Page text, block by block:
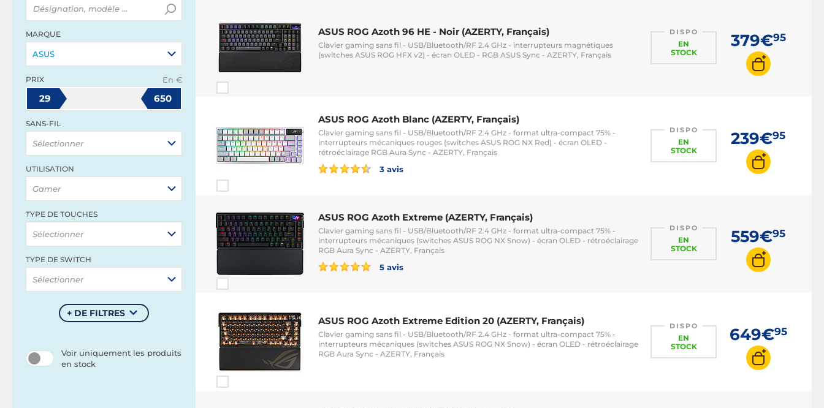
Clavier BÉPO
Clavier magnétique / HE
MARQUE
ASUS
PRIX En €
29 650
SANS-FIL
Sélectionner
UTILISATION
Gamer
TYPE DE TOUCHES
Sélectionner
TYPE DE SWITCH
Sélectionner
+ DE FILTRES
Voir uniquement les produits
en stock
ASUS ROG Azoth 96 HE - Noir (AZERTY, Français)
Clavier gaming sans fil - USB/Bluetooth/RF 2.4 GHz - interrupteurs magnétiques
(switches ASUS ROG HFX v2) - écran OLED - RGB ASUS Sync - AZERTY, Français
DISPO
EN
STOCK
379€95
ASUS ROG Azoth Blanc (AZERTY, Français)
Clavier gaming sans fil - USB/Bluetooth/RF 2.4 GHz - format ultra-compact 75% -
interrupteurs mécaniques rouges (switches ASUS ROG NX Red) - écran OLED -
rétroéclairage RGB Aura Sync - AZERTY, Français
3 avis
DISPO
EN
STOCK
239€95
ASUS ROG Azoth Extreme (AZERTY, Français)
Clavier gaming sans fil - USB/Bluetooth/RF 2.4 GHz - format ultra-compact 75% -
interrupteurs mécaniques (switches ASUS ROG NX Snow) - écran OLED - rétroéclairage
RGB Aura Sync - AZERTY, Français
5 avis
DISPO
EN
STOCK
559€95
ASUS ROG Azoth Extreme Edition 20 (AZERTY, Français)
Clavier gaming sans fil - USB/Bluetooth/RF 2.4 GHz - format ultra-compact 75% -
interrupteurs mécaniques (switches ASUS ROG NX Snow) - écran OLED - rétroéclairage
RGB Aura Sync - AZERTY, Français
DISPO
EN
STOCK
649€95